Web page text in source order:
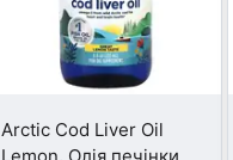
Arctic Cod Liver Oil